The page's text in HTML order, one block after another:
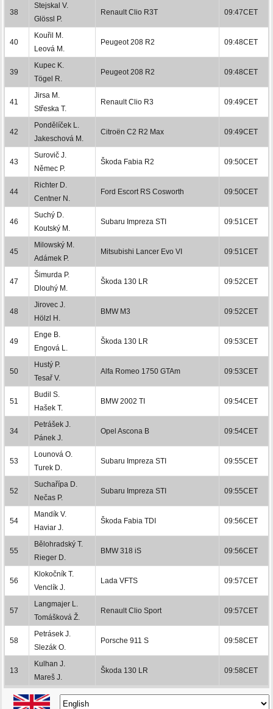
38
Stejskal V.
Glössl P.
Renault Clio R3T 09:47CET
40
Kouřil M.
Leová M.
Peugeot 208 R2 09:48CET
39
Kupec K.
Tögel R.
Peugeot 208 R2 09:48CET
41
Jirsa M.
Střeska T.
Renault Clio R3 09:49CET
42
Pondělíček L.
Jakeschová M.
Citroën C2 R2 Max 09:49CET
43
Surovič J.
Němec P.
Škoda Fabia R2 09:50CET
44
Richter D.
Centner N.
Ford Escort RS Cosworth 09:50CET
46
Suchý D.
Koutský M.
Subaru Impreza STI 09:51CET
45
Milowský M.
Adámek P.
Mitsubishi Lancer Evo VI 09:51CET
47
Šimurda P.
Dlouhý M.
Škoda 130 LR 09:52CET
48
Jirovec J.
Hölzl H.
BMW M3 09:52CET
49
Enge B.
Engová L.
Škoda 130 LR 09:53CET
50
Hustý P.
Tesař V.
Alfa Romeo 1750 GTAm 09:53CET
51
Budil S.
Hašek T.
BMW 2002 TI 09:54CET
34
Petrášek J.
Pánek J.
Opel Ascona B 09:54CET
53
Lounová O.
Turek D.
Subaru Impreza STI 09:55CET
52
Suchařípa D.
Nečas P.
Subaru Impreza STI 09:55CET
54
Mandík V.
Haviar J.
Škoda Fabia TDI 09:56CET
55
Bělohradský T.
Rieger D.
BMW 318 iS 09:56CET
56
Klokočník T.
Venclík J.
Lada VFTS 09:57CET
57
Langmajer L.
Tomášková Ž.
Renault Clio Sport 09:57CET
58
Petrásek J.
Slezák O.
Porsche 911 S 09:58CET
13
Kulhan J.
Mareš J.
Škoda 130 LR 09:58CET